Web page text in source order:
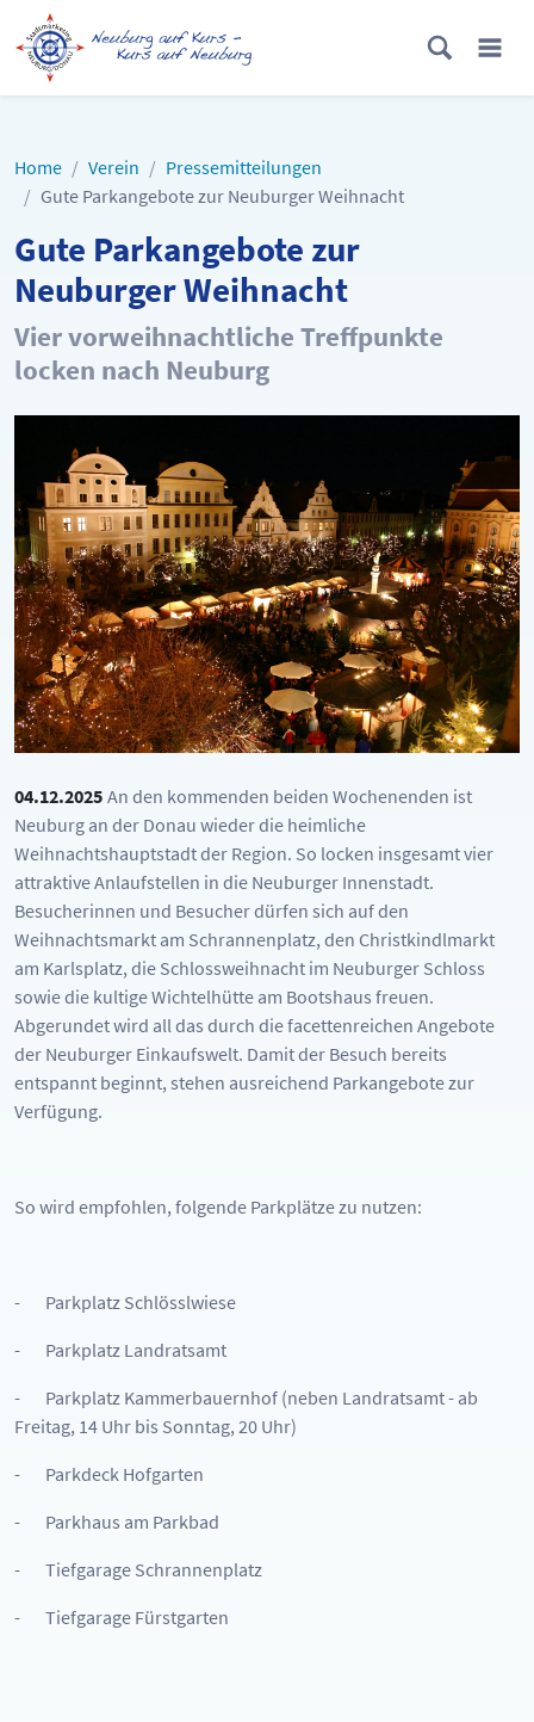
Home Verein
Pressemitteilungen
Gute Parkangebote zur Neuburger Weihnacht
Gute Parkangebote zur
Neuburger Weihnacht
Vier vorweihnachtliche Treffpunkte
locken nach Neuburg
04.12.2025 An den kommenden beiden Wochenenden ist
Neuburg an der Donau wieder die heimliche
Weihnachtshauptstadt der Region. So locken insgesamt vier
attraktive Anlaufstellen in die Neuburger Innenstadt.
Besucherinnen und Besucher dürfen sich auf den
Weihnachtsmarkt am Schrannenplatz, den Christkindlmarkt
am Karlsplatz, die Schlossweihnacht im Neuburger Schloss
sowie die kultige Wichtelhütte am Bootshaus freuen.
Abgerundet wird all das durch die facettenreichen Angebote
der Neuburger Einkaufswelt. Damit der Besuch bereits
entspannt beginnt, stehen ausreichend Parkangebote zur
Verfügung.
So wird empfohlen, folgende Parkplätze zu nutzen:
- Parkplatz Schlösslwiese
- Parkplatz Landratsamt
- Parkplatz Kammerbauernhof (neben Landratsamt - ab
Freitag, 14 Uhr bis Sonntag, 20 Uhr)
- Parkdeck Hofgarten
- Parkhaus am Parkbad
- Tiefgarage Schrannenplatz
- Tiefgarage Fürstgarten